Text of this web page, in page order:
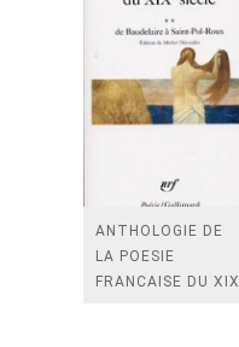
ANTHOLOGIE DE
LA POESIE
FRANCAISE DU XIX